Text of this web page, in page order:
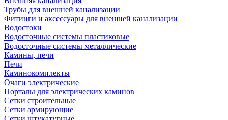
Трубы для внешней канализации
Фитинги и аксессуары для внешней канализации
Водостоки
Водосточные системы пластиковые
Водосточные системы металлические
Камины, печи
Печи
Каминокомплекты
Очаги электрические
Порталы для электрических каминов
Сетки строительные
Сетки армирующие